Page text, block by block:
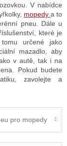
V nabídce
mopedy a to
pneu. Dále u
které je
určené jako
mazadlo, aby
v autě, tak i na
Pokud budete
zavolejte a
pro mopedy